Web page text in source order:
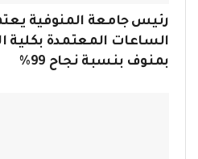
رئيس جامعة المنوفية
الساعات المعتمدة بكلية
بمنوف بنسبة نجاح 99%